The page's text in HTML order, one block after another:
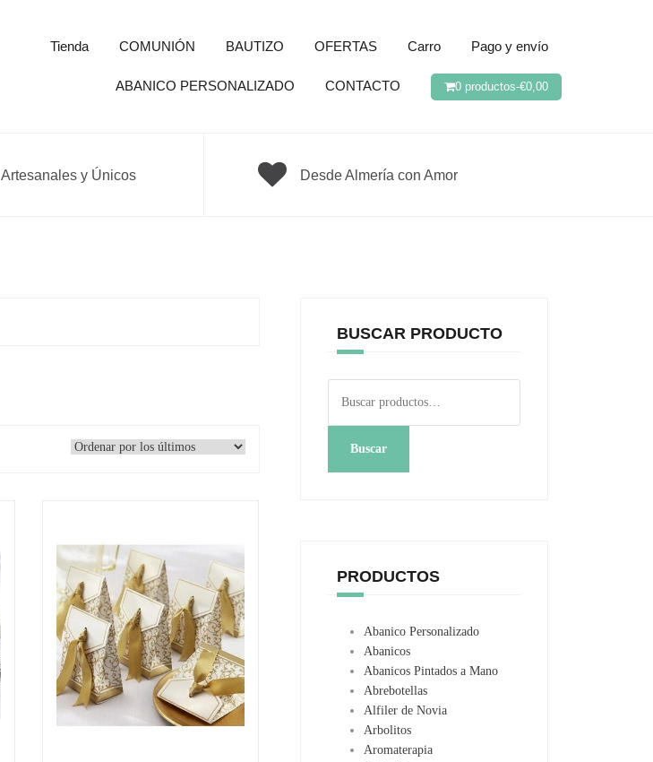
Tienda COMUNIÓN BAUTIZO OFERTAS Carro Pago y envío
ABANICO PERSONALIZADO CONTACTO 0 productos-€0,00
Artesanales y Únicos Desde Almería con Amor
BUSCAR PRODUCTO
por:
Buscar
PRODUCTOS
Abanico Personalizado
Abanicos
Abanicos Pintados a Mano
Abrebotellas
Alfiler de Novia
Arbolitos
Aromaterapia